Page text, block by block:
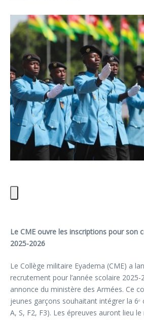
Le CME ouvre les inscriptions pour son
2025-2026
Le Collège militaire Eyadema (CME) a
recrutement pour l’année scolaire 2025-
annonce du ministère des Armées. Ce
jeunes garçons souhaitant intégrer la 6ᵉ
A, S, F2, F3). Les épreuves auront lieu